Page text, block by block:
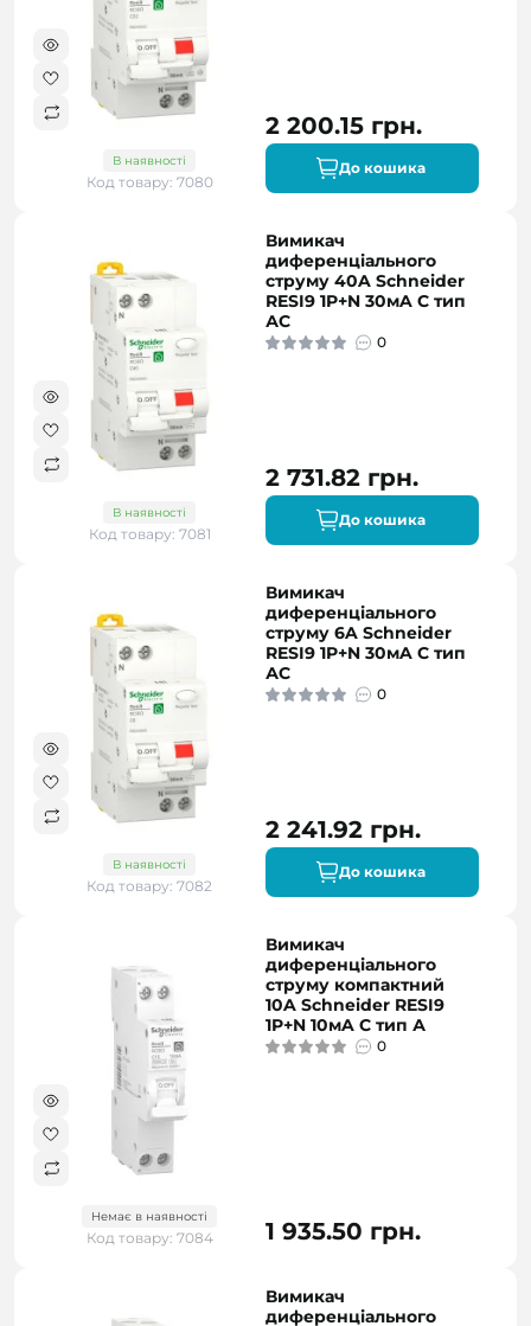
В наявності
Код товару: 7080
2 200.15 грн.
До кошика
В наявності
Код товару: 7081
Вимикач
диференціального
струму 40A Schneider
RESI9 1P+N 30мA C тип
АC
0
2 731.82 грн.
До кошика
В наявності
Код товару: 7082
Вимикач
диференціального
струму 6A Schneider
RESI9 1P+N 30мA C тип
АC
0
2 241.92 грн.
До кошика
Немає в наявності
Код товару: 7084
Вимикач
диференціального
струму компактний
10A Schneider RESI9
1P+N 10мA C тип А
0
1 935.50 грн.
Вимикач
диференціального